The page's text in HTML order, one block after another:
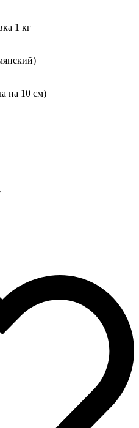
1 кг
на 10 см)